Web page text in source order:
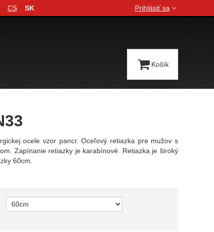
ocele vzor pancr. Oceľový retiazka pre mužov s
Zapínanie retiazky je karabínové. Retiazka je široký
60cm.
Jazyková verzia
CS SK Prihlásiť sa
Košík